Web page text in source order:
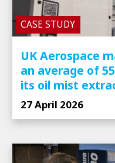
CASE STUDY
UK Aerospace
an average of
its oil mist
27 April 2026